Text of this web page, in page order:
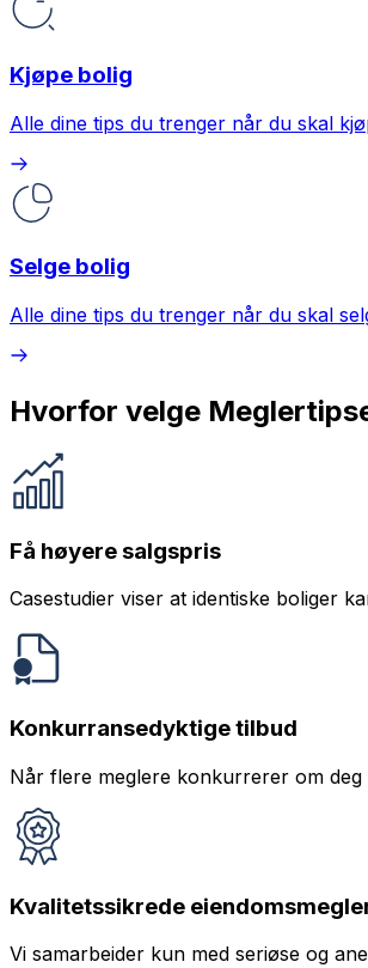
Kjøpe bolig
Alle dine tips du trenger når du skal
Selge bolig
Alle dine tips du trenger når du skal
Hvorfor velge
Få høyere salgspris
Casestudier viser at identiske boliger
Konkurransedyktige tilbud
Når flere meglere konkurrerer om
Kvalitetssikrede
Vi samarbeider kun med seriøse og